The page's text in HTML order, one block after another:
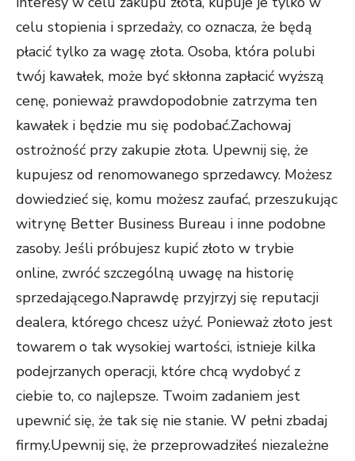
celu stopienia i sprzedaży, co oznacza, że ​​będą
płacić tylko za wagę złota. Osoba, która polubi
twój kawałek, może być skłonna zapłacić wyższą
cenę, ponieważ prawdopodobnie zatrzyma ten
kawałek i będzie mu się podobać.Zachowaj
ostrożność przy zakupie złota. Upewnij się, że
kupujesz od renomowanego sprzedawcy. Możesz
dowiedzieć się, komu możesz zaufać, przeszukując
witrynę Better Business Bureau i inne podobne
zasoby. Jeśli próbujesz kupić złoto w trybie
online, zwróć szczególną uwagę na historię
sprzedającego.Naprawdę przyjrzyj się reputacji
dealera, którego chcesz użyć. Ponieważ złoto jest
towarem o tak wysokiej wartości, istnieje kilka
podejrzanych operacji, które chcą wydobyć z
ciebie to, co najlepsze. Twoim zadaniem jest
upewnić się, że tak się nie stanie. W pełni zbadaj
firmy.Upewnij się, że przeprowadziłeś niezależne